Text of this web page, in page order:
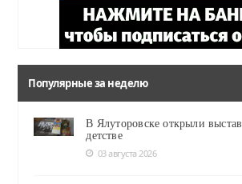
Популярные за неделю
В Ялуторовске открыли
детстве
03 августа 2026